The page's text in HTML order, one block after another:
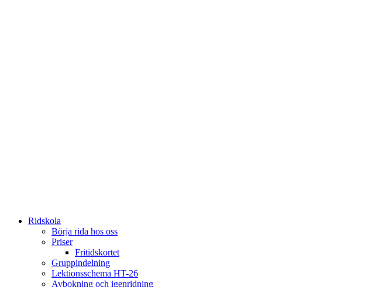
Ridskola
Börja rida hos oss
Priser
Fritidskortet
Gruppindelning
Lektionsschema HT-26
Avbokning och igenridning